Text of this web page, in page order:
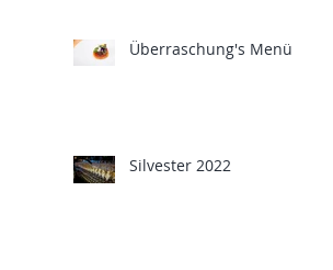
Überraschung's Menü
Silvester 2022